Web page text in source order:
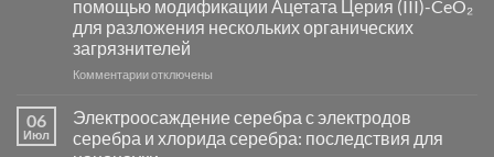
и
сенсоров
на
основе
группы
помощью модификации Ацетата Церия (III)-CeO₂
для разложения нескольких органических
загрязнителей
Комментариик
фотокаталитической
активности
отключены
06
Июл
Электроосаждение серебра с электродов
серебра и хлорида серебра: последствия для